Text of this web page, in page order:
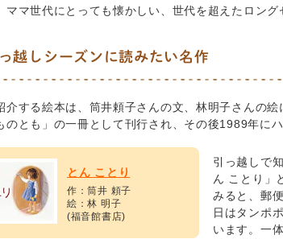
ママ世代にとっても懐かしい、世代を超えたロング
越しシーズンに読みたい名作
介する絵本は、筒井頼子さんの文、林明子さんの
のとも」の一冊として刊行され、その後1989年に
とん ことり
作：筒井 頼子
絵：林 明子
(福音館書店)
引っ越しで
ん ことり」
みると、郵
日はタンポ
います。一